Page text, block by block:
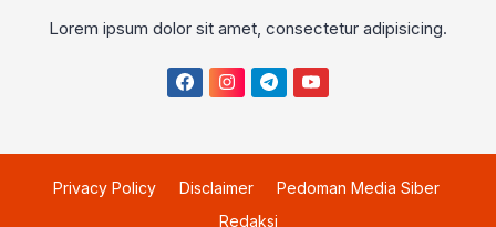
Lorem ipsum dolor sit amet, consectetur adipisicing.
Privacy Policy Disclaimer
Pedoman Media Siber
Redaksi